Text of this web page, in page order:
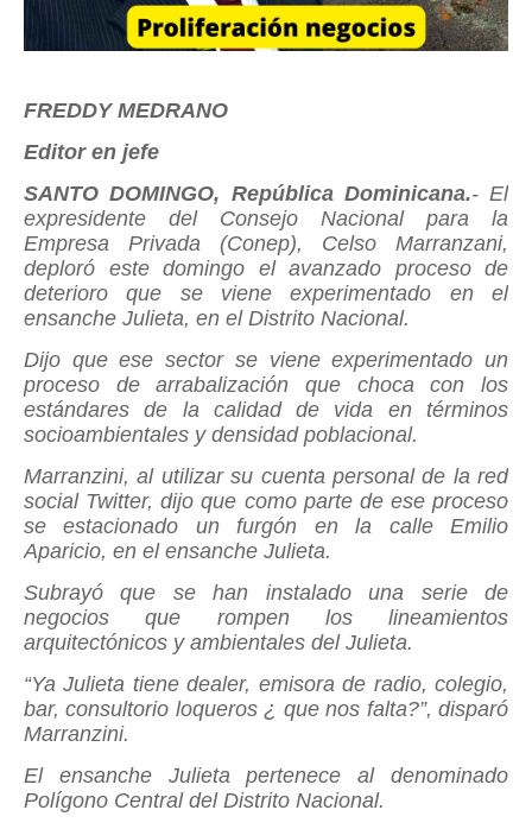
FREDDY MEDRANO
Editor en jefe
SANTO DOMINGO, República Dominicana.- El
expresidente del Consejo Nacional para la
Empresa Privada (Conep), Celso Marranzani,
deploró este domingo el avanzado proceso de
deterioro que se viene experimentado en el
ensanche Julieta, en el Distrito Nacional.
Dijo que ese sector se viene experimentado un
proceso de arrabalización que choca con los
estándares de la calidad de vida en términos
socioambientales y densidad poblacional.
Marranzini, al utilizar su cuenta personal de la red
social Twitter, dijo que como parte de ese proceso
se estacionado un furgón en la calle Emilio
Aparicio, en el ensanche Julieta.
Subrayó que se han instalado una serie de
negocios que rompen los lineamientos
arquitectónicos y ambientales del Julieta.
“Ya Julieta tiene dealer, emisora de radio, colegio,
bar, consultorio loqueros ¿ que nos falta?”, disparó
Marranzini.
El ensanche Julieta pertenece al denominado
Polígono Central del Distrito Nacional.